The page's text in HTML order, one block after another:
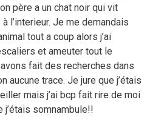
père a un chat noir qui vit
l’interieur. Je me demandais
tout a coup alors j’ai
et ameuter tout le
fait des recherches dans
aucune trace. Je jure que j’étais
mais j’ai bcp fait rire de moi
j’étais somnambule!!